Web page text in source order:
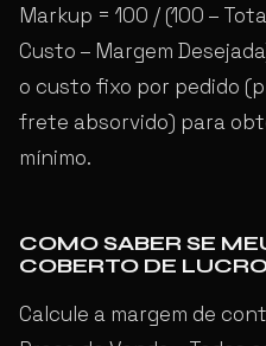
Markup = 100 / (100 –
Custo – Margem
o custo fixo por pedido
frete absorvido) para
mínimo.
COMO SABER SE
COBERTO DE
Calcule a margem de